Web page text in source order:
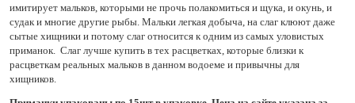
имитирует мальков, которыми не прочь полакомиться и щука, и окунь, и
судак и многие другие рыбы. Мальки легкая добыча, на слаг клюют даже
сытые хищники и потому слаг относится к одним из самых уловистых
приманок. Слаг лучше купить в тех расцветках, которые близки к
расцветкам реальных мальков в данном водоеме и привычны для
хищников.